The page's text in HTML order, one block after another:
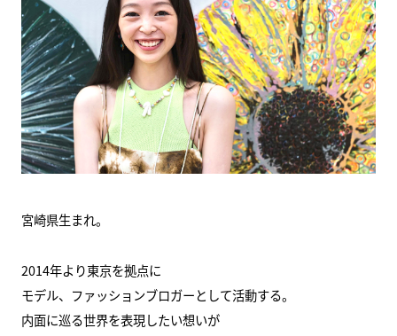
宮崎県生まれ。
2014年より東京を拠点に
モデル、ファッションブロガーとして活動する。
内面に巡る世界を表現したい想いが